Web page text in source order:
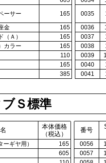
ーサー 165 0035
金 165 0036
（Ａ） 165 0037
カラー 165 0038
110 0039
165 0040
385 0041
Ｓ標準
本体価格
（税込）
番号
ギヤ用） 165 0056
605 0057